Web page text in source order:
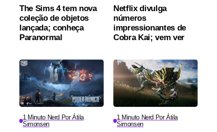
The Sims 4 tem nova
coleção de objetos
lançada; conheça
Paranormal
Netflix divulga
números
impressionantes de
Cobra Kai; vem ver
1 Minuto Nerd Por Átila
Simonsen
1 Minuto Nerd Por Átila
Simonsen